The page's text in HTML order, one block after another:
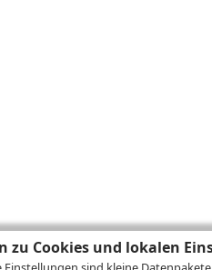
zu Cookies und lokalen